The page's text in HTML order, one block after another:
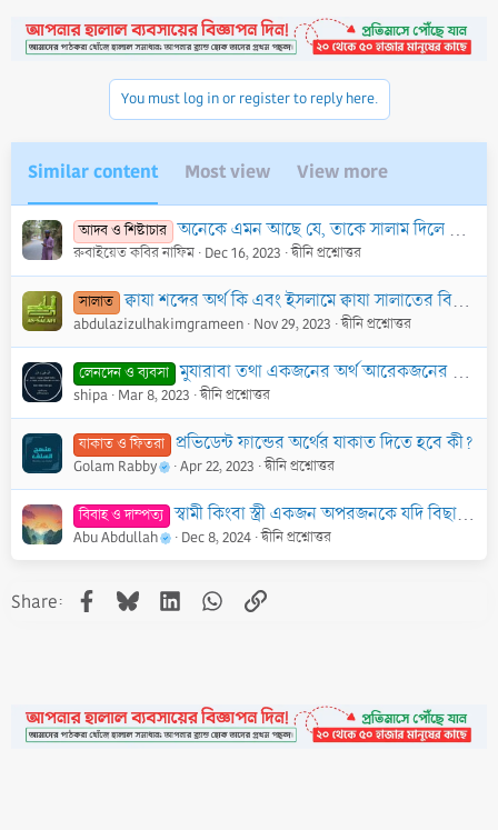
t
i
You must log in or register to reply here.
Similar content Most view View more
আদব ও শিষ্টাচার অনেকে এমন আছে যে, তাকে সালাম দিলে সে সালামের জবাব দিয়ে পাল্টা আবার সালাম দেয়। এভাবে সালাম দেওয়া যাবে কি?
রুবাইয়েত কবির নাফিম Dec 16, 2023 দ্বীনি প্রশ্নোত্তর
সালাত ক্বাযা শব্দের অর্থ কি এবং ইসলামে ক্বাযা সালাতের বিধান কী?
abdulazizulhakimgrameen Nov 29, 2023 দ্বীনি প্রশ্নোত্তর
লেনদেন ও ব্যবসা মুযারাবা তথা একজনের অর্থ আরেকজনের শ্রম ভিত্তিতে ব্যবসা করার পদ্ধতি ও বিধিবিধান?
shipa Mar 8, 2023 দ্বীনি প্রশ্নোত্তর
যাকাত ও ফিতরা প্রভিডেন্ট ফান্ডের অর্থের যাকাত দিতে হবে কী?
Golam Rabby Apr 22, 2023 দ্বীনি প্রশ্নোত্তর
বিবাহ ও দাম্পত্য স্বামী কিংবা স্ত্রী একজন অপরজনকে যদি বিছানায় অর্থাৎ সহবাসের জন্য ডাকে কিন্তু স্বামী স্ত্রীকে কিংবা স্ত্রী স্বামীকে সাড়া না দিলে কি গুনাহ হবে?
Abu Abdullah Dec 8, 2024 দ্বীনি প্রশ্নোত্তর
Share: Facebook
BlueskyLinkedInWhatsApp
Link